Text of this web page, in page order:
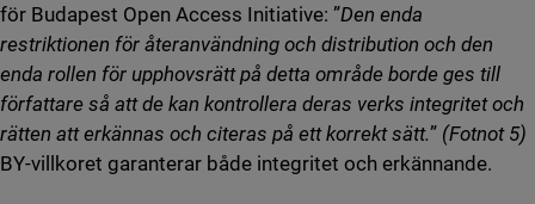
för Budapest Open Access Initiative: ”Den enda
restriktionen för återanvändning och distribution och den
enda rollen för upphovsrätt på detta område borde ges till
författare så att de kan kontrollera deras verks integritet och
rätten att erkännas och citeras på ett korrekt sätt.” (Fotnot 5)
BY-villkoret garanterar både integritet och erkännande.